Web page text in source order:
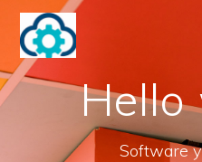
Hello
Software